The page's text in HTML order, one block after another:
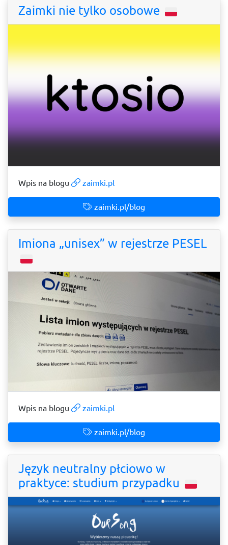
Zaimki nie tylko osobowe
Wpis na blogu zaimki.pl
zaimki.pl/blog
Imiona „unisex” w rejestrze PESEL
Wpis na blogu zaimki.pl
zaimki.pl/blog
Język neutralny płciowo w
praktyce: studium przypadku